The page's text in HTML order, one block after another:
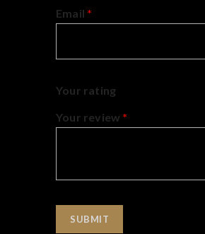
Email *
Your rating
Your review *